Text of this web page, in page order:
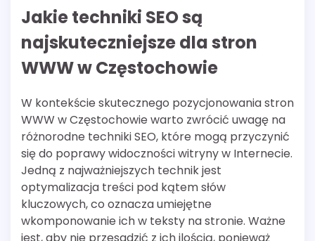
Jakie techniki SEO są
najskuteczniejsze dla stron
WWW w Częstochowie
W kontekście skutecznego pozycjonowania stron
WWW w Częstochowie warto zwrócić uwagę na
różnorodne techniki SEO, które mogą przyczynić
się do poprawy widoczności witryny w Internecie.
Jedną z najważniejszych technik jest
optymalizacja treści pod kątem słów
kluczowych, co oznacza umiejętne
wkomponowanie ich w teksty na stronie. Ważne
jest, aby nie przesadzić z ich ilością, ponieważ